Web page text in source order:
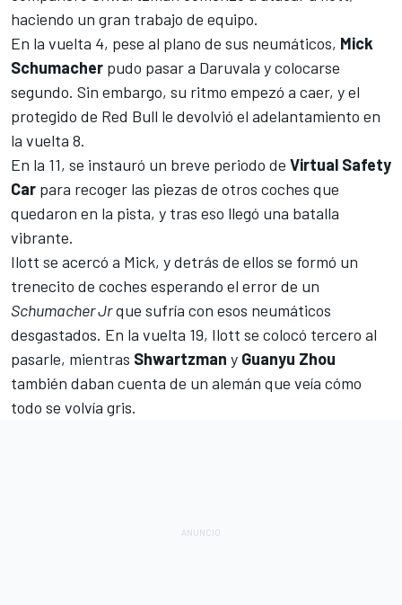
haciendo un gran trabajo de equipo.
En la vuelta 4, pese al plano de sus neumáticos, Mick
Schumacher pudo pasar a Daruvala y colocarse
segundo. Sin embargo, su ritmo empezó a caer, y el
protegido de Red Bull le devolvió el adelantamiento en
la vuelta 8.
En la 11, se instauró un breve periodo de Virtual Safety
Car para recoger las piezas de otros coches que
quedaron en la pista, y tras eso llegó una batalla
vibrante.
Ilott se acercó a Mick, y detrás de ellos se formó un
trenecito de coches esperando el error de un
Schumacher Jrque sufría con esos neumáticos
desgastados. En la vuelta 19, Ilott se colocó tercero al
pasarle, mientras Shwartzman y Guanyu Zhou
también daban cuenta de un alemán que veía cómo
todo se volvía gris.